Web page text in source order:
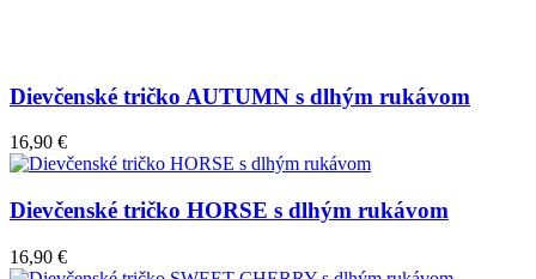
Dievčenské tričko AUTUMN s dlhým rukávom
16,90 €
Dievčenské tričko HORSE s dlhým rukávom
16,90 €